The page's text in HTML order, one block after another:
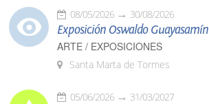
08/05/2026 30/08/2026
Exposición Oswaldo Guayasamín
ARTE / EXPOSICIONES
Santa Marta de Tormes
05/06/2026 31/03/2027